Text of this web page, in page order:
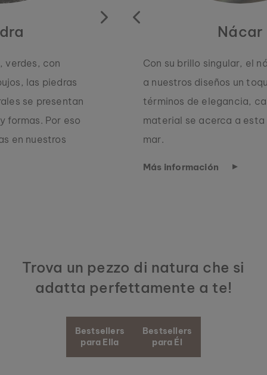
verdes, con
las piedras
se presentan
formas. Por eso
en nuestros
Nácar
Con su brillo singular, el
a nuestros diseños un
términos de elegancia,
material se acerca a
mar.
Más información
Trova un pezzo di natura che si
adatta perfettamente a te!
Bestsellers
para Ella
Bestsellers
para Él